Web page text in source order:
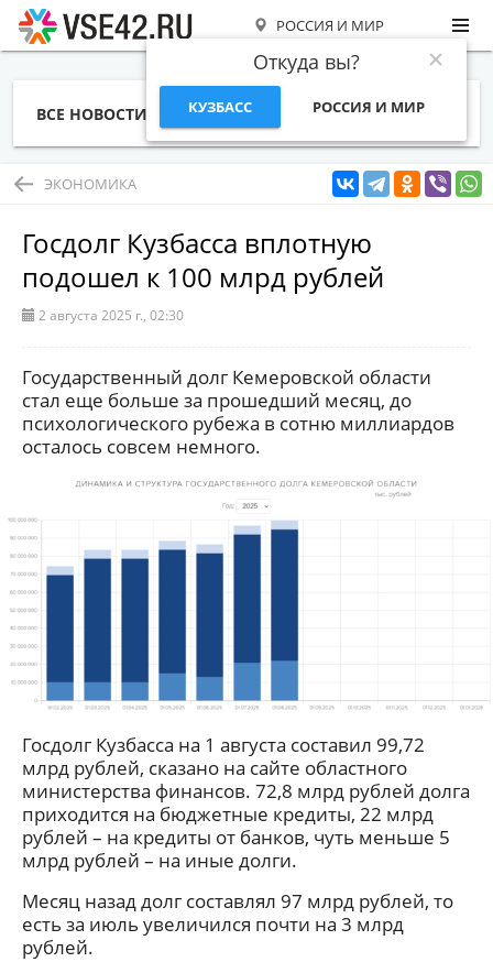
РОССИЯ И МИР
Откуда вы?
КУЗБАСС РОССИЯ И МИР
ВСЕ НОВОСТИ СТАТЬИ ТЕМЫ ФОТО
ЭКОНОМИКА
Госдолг Кузбасса вплотную
подошел к 100 млрд рублей
2 августа 2025 г., 02:30
Государственный долг Кемеровской области
стал еще больше за прошедший месяц, до
психологического рубежа в сотню миллиардов
осталось совсем немного.
Госдолг Кузбасса на 1 августа составил 99,72
млрд рублей, сказано на сайте областного
министерства финансов. 72,8 млрд рублей долга
приходится на бюджетные кредиты, 22 млрд
рублей – на кредиты от банков, чуть меньше 5
млрд рублей – на иные долги.
Месяц назад долг составлял 97 млрд рублей, то
есть за июль увеличился почти на 3 млрд
рублей.